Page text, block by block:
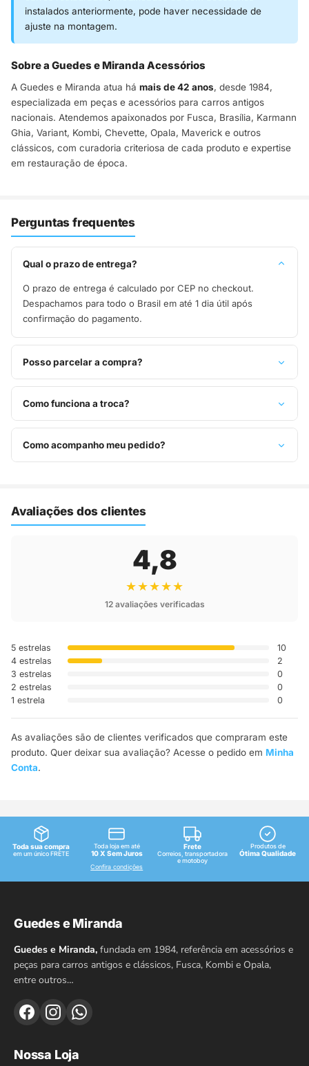
instalados anteriormente, pode haver necessidade de
ajuste na montagem.
Sobre a Guedes e Miranda Acessórios
A Guedes e Miranda atua há mais de 42 anos, desde 1984,
especializada em peças e acessórios para carros antigos
nacionais. Atendemos apaixonados por Fusca, Brasília, Karmann
Ghia, Variant, Kombi, Chevette, Opala, Maverick e outros
clássicos, com curadoria criteriosa de cada produto e expertise
em restauração de época.
Perguntas frequentes
Qual o prazo de entrega?
O prazo de entrega é calculado por CEP no checkout.
Despachamos para todo o Brasil em até 1 dia útil após
confirmação do pagamento.
Posso parcelar a compra?
Sim, parcelamos em até 10x sem juros no cartão de crédito,
ou pague à vista no Pix com 8% de desconto.
Como funciona a troca?
Você tem 7 dias após o recebimento para solicitar troca.
Basta entrar em contato pelo WhatsApp ou e-mail.
Como acompanho meu pedido?
Avaliações dos clientes
4,8
★★★★★
12 avaliações verificadas
5 estrelas
10
4 estrelas
2
3 estrelas
0
2 estrelas
0
1 estrela
0
As avaliações são de clientes verificados que compraram este
produto. Quer deixar sua avaliação? Acesse o pedido em Minha
Conta.
Toda sua compra
em um único FRETE
Toda loja em até
10 X Sem Juros
Confira condições
Frete
Correios, transportadora
e motoboy
Produtos de
Ótima Qualidade
Guedes e Miranda
Guedes e Miranda, fundada em 1984, referência em acessórios e
peças para carros antigos e clássicos, Fusca, Kombi e Opala,
entre outros…
Nossa Loja